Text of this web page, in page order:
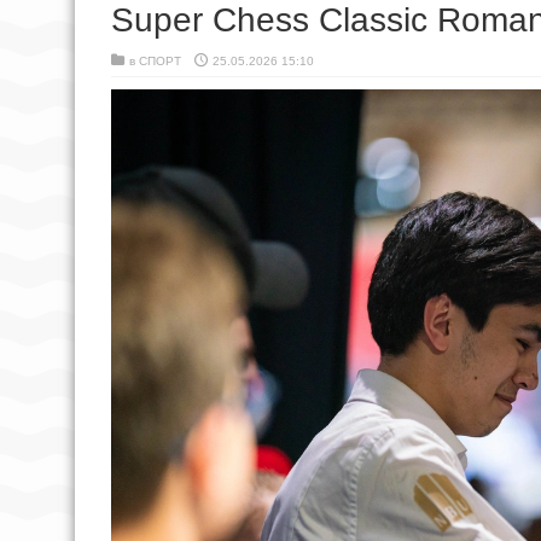
Super Chess Classic
в СПОРТ 25.05.2026 15:10